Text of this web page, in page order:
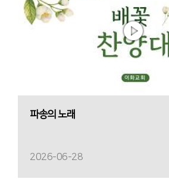
파송의 노래
2026-06-28